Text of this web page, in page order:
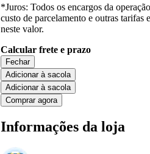
*Juros: Todos os encargos da
custo de parcelamento e outras tarifas
neste valor.
Calcular frete e prazo
Fechar
Adicionar à sacola
Adicionar à sacola
Comprar agora
Informações da loja